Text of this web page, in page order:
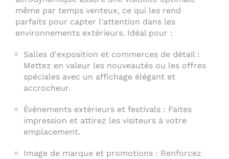
même par temps venteux, ce qui les rend
parfaits pour capter l'attention dans les
environnements extérieurs. Idéal pour :
Salles d'exposition et commerces de détail :
Mettez en valeur les nouveautés ou les offres
spéciales avec un affichage élégant et
accrocheur.
Événements extérieurs et festivals : Faites
impression et attirez les visiteurs à votre
emplacement.
Image de marque et promotions : Renforcez